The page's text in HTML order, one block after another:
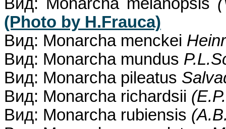
Вид: Monarcha melanopsis
(Photo by H.Frauca)
Вид: Monarcha menckei
Вид: Monarcha mundus
Вид: Monarcha pileatus
Вид: Monarcha richardsii
Вид: Monarcha rubiensis